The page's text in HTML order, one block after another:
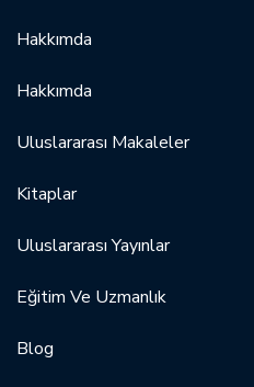
Hakkımda
Hakkımda
Uluslararası Makaleler
Kitaplar
Uluslararası Yayınlar
Eğitim Ve Uzmanlık
Blog